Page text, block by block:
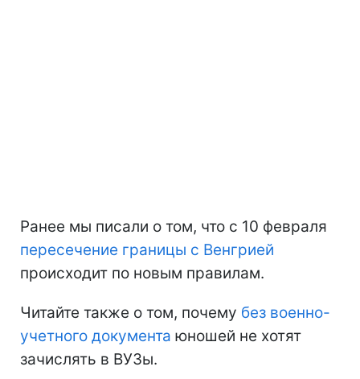
Ранее мы писали о том, что с 10 февраля
пересечение границы с Венгрией
происходит по новым правилам.
Читайте также о том, почему без военно-
учетного документа юношей не хотят
зачислять в ВУЗы.